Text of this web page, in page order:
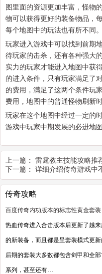
图里面的资源更加丰富，怪物
物可以获得更好的装备物品，
每个地图中的玩法也有所不同。
玩家进入游戏中可以找到前期
待玩家的击杀，还有各种强大
实力的玩家才能进入地图中获
的进入条件，只有玩家满足了
的费用，满足了这两个条件玩
费用，地图中的普通怪物刷新
玩家在这个地图中经过一定的
游戏中玩家中期发展的必进地图
上一篇： 雷霆教主技能攻略推
下一篇： 详细介绍传奇游戏中
传奇攻略
百度传奇内功版本的标志性黄金套装
热血传奇进入合击版本后更新了越来
的新装备，而且都是呈套装模式更新
后期的套装大多数都包含剑甲和全
系列，甚至还有…